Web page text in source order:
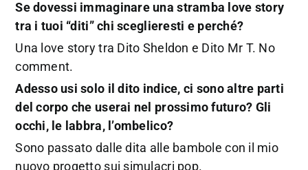
Se dovessi immaginare una stramba love story
tra i tuoi “diti” chi sceglieresti e perché?
Una love story tra Dito Sheldon e Dito Mr T. No
comment.
Adesso usi solo il dito indice, ci sono altre parti
del corpo che userai nel prossimo futuro? Gli
occhi, le labbra, l’ombelico?
Sono passato dalle dita alle bambole con il mio
nuovo progetto sui simulacri pop.